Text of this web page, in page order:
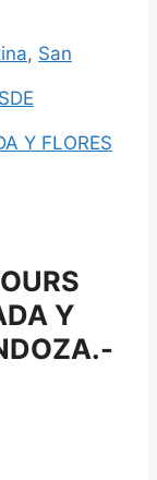
, San
Y FLORES
Y